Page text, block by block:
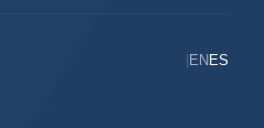
EN ES